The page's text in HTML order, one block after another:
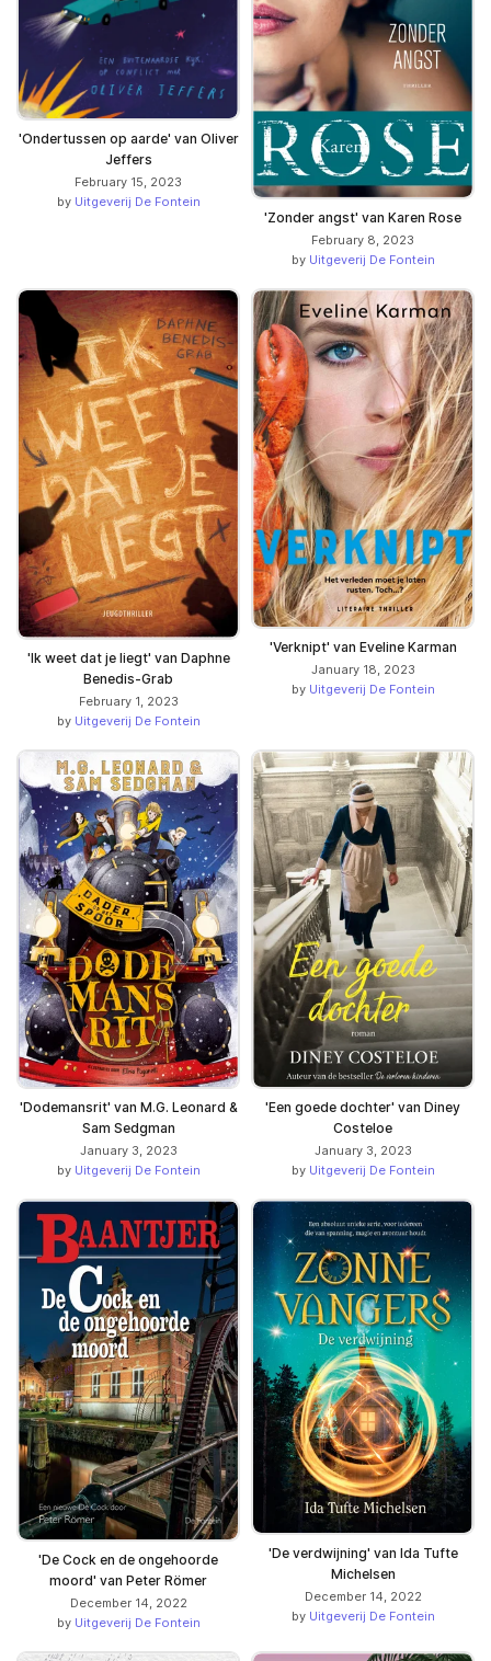
'Ondertussen op aarde' van Oliver
Jeffers
February 15, 2023
by Uitgeverij De Fontein
'Zonder angst' van Karen Rose
February 8, 2023
by Uitgeverij De Fontein
'Ik weet dat je liegt' van Daphne
Benedis-Grab
February 1, 2023
by Uitgeverij De Fontein
'Verknipt' van Eveline Karman
January 18, 2023
by Uitgeverij De Fontein
'Dodemansrit' van M.G. Leonard &
Sam Sedgman
January 3, 2023
by Uitgeverij De Fontein
'Een goede dochter' van Diney
Costeloe
January 3, 2023
by Uitgeverij De Fontein
'De Cock en de ongehoorde
moord' van Peter Römer
December 14, 2022
by Uitgeverij De Fontein
'De verdwijning' van Ida Tufte
Michelsen
December 14, 2022
by Uitgeverij De Fontein